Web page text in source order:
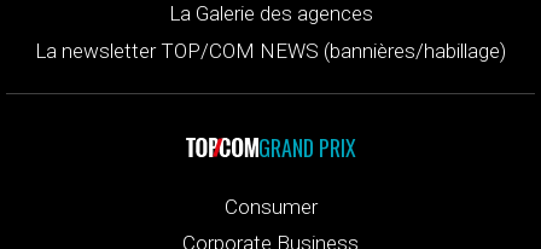
La Galerie des agences
La newsletter TOP/COM NEWS (bannières/habillage)
GRAND PRIX
Consumer
Corporate Business